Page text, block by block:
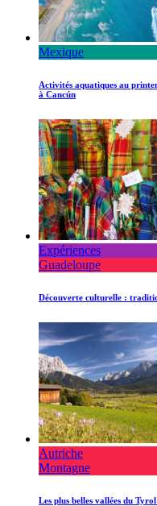
Mexique
Activités aquatiques au
à Cancún
Expériences
Guadeloupe
Découverte culturelle :
Autriche
Montagne
Les plus belles vallées du